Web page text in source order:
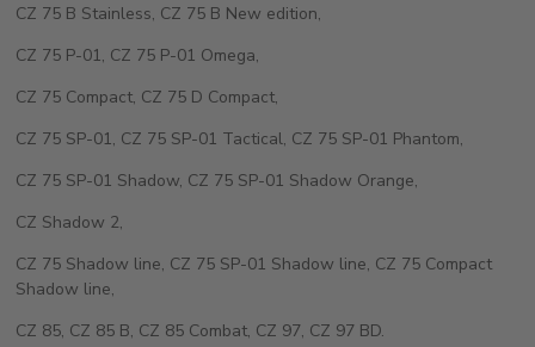
CZ 75 B Stainless, CZ 75 B New edition,
CZ 75 P-01, CZ 75 P-01 Omega,
CZ 75 Compact, CZ 75 D Compact,
CZ 75 SP-01, CZ 75 SP-01 Tactical, CZ 75 SP-01 Phantom,
CZ 75 SP-01 Shadow, CZ 75 SP-01 Shadow Orange,
CZ Shadow 2,
CZ 75 Shadow line, CZ 75 SP-01 Shadow line, CZ 75 Compact
Shadow line,
CZ 85, CZ 85 B, CZ 85 Combat, CZ 97, CZ 97 BD.